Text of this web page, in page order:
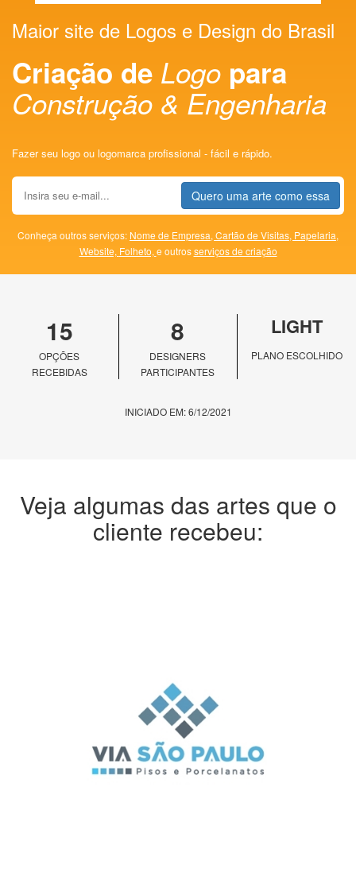
Maior site de Logos e Design do Brasil
Criação de Logo para
Construção & Engenharia
Fazer seu logo ou logomarca profissional - fácil e rápido.
Quero uma arte como essa
Conheça outros serviços: Nome de Empresa, Cartão de Visitas, Papelaria,
Website, Folheto, e outrosserviços de criação
15
OPÇÕES
RECEBIDAS
8
DESIGNERS
PARTICIPANTES
LIGHT
PLANO ESCOLHIDO
INICIADO EM: 6/12/2021
Veja algumas das artes que o
cliente recebeu: